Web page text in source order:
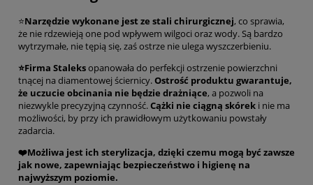
⭐Narzędzie wykonane jest ze stali chirurgicznej, co sprawia,
że nie rdzewieją one pod wpływem wilgoci oraz wody. Są bardzo
wytrzymałe, nie tępią się, zaś ostrze nie ulega wyszczerbieniu.
⭐Firma Staleksopanowała do perfekcji ostrzenie powierzchni
tnącej na diamentowej ściernicy.Ostrość produktu gwarantuje,
że uczucie obcinania nie będzie drażniące, a pozwoli na
niezwykle precyzyjną czynność.Cążki nie ciągną skórek i nie ma
możliwości, by przy ich prawidłowym użytkowaniu powstały
zadarcia.
❤️Możliwa jest ich sterylizacja, dzięki czemu mogą być zawsze
jak nowe, zapewniając bezpieczeństwo i higienę na
najwyższym poziomie.